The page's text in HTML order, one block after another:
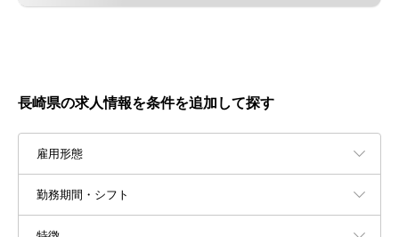
長崎県の求人情報を条件を追加して探す
雇用形態
勤務期間・シフト